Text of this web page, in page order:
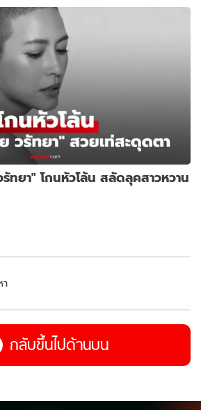
ทยา" โกนหัวโล้น สลัดลุคสาวหวาน
กลับขึ้นไปด้านบน